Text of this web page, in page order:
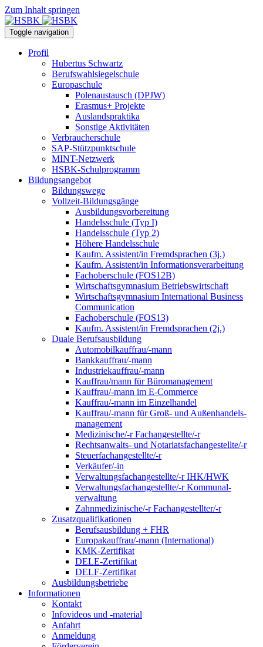
Zum Inhalt springen
Toggle navigation
Profil
Hubertus Schwartz
Berufswahlsiegelschule
Europaschule
Polenaustausch (DPJW)
Erasmus+ Projekte
Auslandspraktika
Sonstige Aktivitäten
Verbraucherschule
SAP-Stützpunktschule
MINT-Netzwerk
HSBK-Schulprogramm
Bildungsangebot
Bildungswege
Vollzeit-Bildungsgänge
Ausbildungsvorbereitung
Handelsschule (Typ I)
Handelsschule (Typ 2)
Höhere Handelsschule
Kaufm. Assistent/in­ Fremdsprachen (3j.)
Kaufm. Assistent/in Informationsverarbeitung
Fachoberschule (FOS12B)
Wirtschaftsgymnasium Betriebswirtschaft
Wirtschaftsgymnasium International Business
Communication
Fachoberschule (FOS13)
Kaufm. Assistent/in Fremdsprachen (2j.)
Duale Berufsausbildung
Automobilkauffrau/-mann
Bankkauffrau/-mann
Industriekauffrau/-mann
Kauffrau/mann für Büromanagement
Kauffrau/-mann im E-Commerce
Kauffrau/-mann im Einzelhandel
Kauffrau/-mann für Groß- und Außen­handels­
manage­ment
Medizinische/-r Fachangestellte/-r
Rechtsanwalts- und Notariatsfachangestellte/-r
Steuerfachangestellte/-r
Verkäufer/-in
Verwaltungs­fach­angestellte/-r IHK/HWK
Verwaltungsfach­angestellte/-r Kommunal­
verwaltung
Zahnmedizinische/-r Fachangestellter/-r
Zusatzqualifikationen
Berufsausbildung + FHR
Europakauffrau/-mann (International)
KMK-Zertifikat
DELE-Zertifikat
DELF-Zertifikat
Ausbildungsbetriebe
Informationen
Kontakt
Infovideos und -material
Anfahrt
Anmeldung